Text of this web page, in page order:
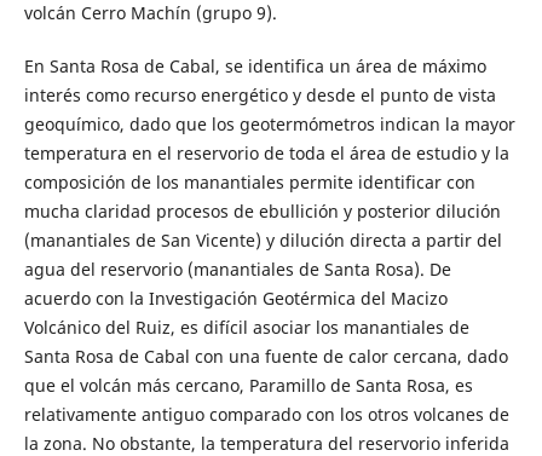
volcán Cerro Machín (grupo 9).
En Santa Rosa de Cabal, se identifica un área de máximo
interés como recurso energético y desde el punto de vista
geoquímico, dado que los geotermómetros indican la mayor
temperatura en el reservorio de toda el área de estudio y la
composición de los manantiales permite identificar con
mucha claridad procesos de ebullición y posterior dilución
(manantiales de San Vicente) y dilución directa a partir del
agua del reservorio (manantiales de Santa Rosa). De
acuerdo con la Investigación Geotérmica del Macizo
Volcánico del Ruiz, es difícil asociar los manantiales de
Santa Rosa de Cabal con una fuente de calor cercana, dado
que el volcán más cercano, Paramillo de Santa Rosa, es
relativamente antiguo comparado con los otros volcanes de
la zona. No obstante, la temperatura del reservorio inferida